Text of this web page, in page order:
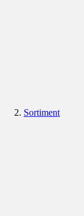
Sortiment